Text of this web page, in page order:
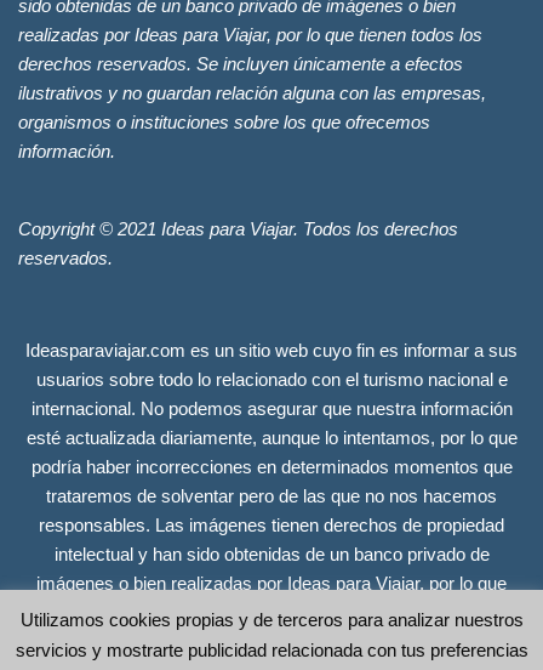
sido obtenidas de un banco privado de imágenes o bien
realizadas por Ideas para Viajar, por lo que tienen todos los
derechos reservados. Se incluyen únicamente a efectos
ilustrativos y no guardan relación alguna con las empresas,
organismos o instituciones sobre los que ofrecemos
información.
Copyright © 2021 Ideas para Viajar. Todos los derechos
reservados.
Ideasparaviajar.com es un sitio web cuyo fin es informar a sus
usuarios sobre todo lo relacionado con el turismo nacional e
internacional. No podemos asegurar que nuestra información
esté actualizada diariamente, aunque lo intentamos, por lo que
podría haber incorrecciones en determinados momentos que
trataremos de solventar pero de las que no nos hacemos
responsables. Las imágenes tienen derechos de propiedad
intelectual y han sido obtenidas de un banco privado de
imágenes o bien realizadas por Ideas para Viajar, por lo que
tienen todos los derechos reservados. Se incluyen únicamente
a efectos ilustrativos y no guardan relación alguna con las
Utilizamos cookies propias y de terceros para analizar nuestros
servicios y mostrarte publicidad relacionada con tus preferencias